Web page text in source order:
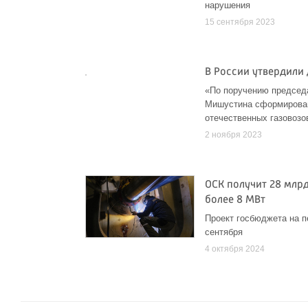
нарушения
15 сентября 2023
В России
«По поручению
Мишустина
отечественных
2 ноября 2023
ОСК получит 28
более 8 МВт
Проект госбюджета на
сентября
4 октября 2024